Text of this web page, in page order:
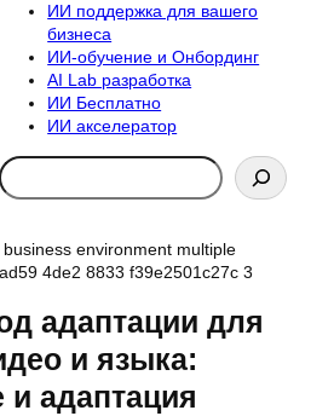
ИИ поддержка для вашего
бизнеса
ИИ-обучение и Онбординг
AI Lab разработка
ИИ Бесплатно
ИИ акселератор
Search
адаптации для
и языка:
и адаптация